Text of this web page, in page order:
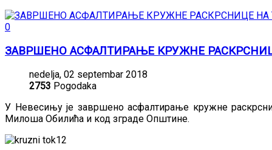
0
ЗАВРШЕНО АСФАЛТИРАЊЕ КРУЖНЕ
nedelja, 02 septembar 2018
2753 Pogodaka
У Невесињу је завршено асфалтирање кружне
Милоша Обилића и код зграде Општине.